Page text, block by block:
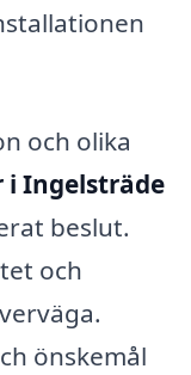
och olika
i Ingelsträde
beslut.
och
önskemål